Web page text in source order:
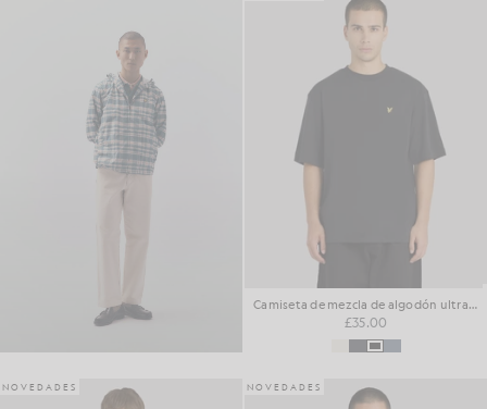
Camiseta de mezcla de algodón ultrasuave
£35.00
NOVEDADES NOVEDADES